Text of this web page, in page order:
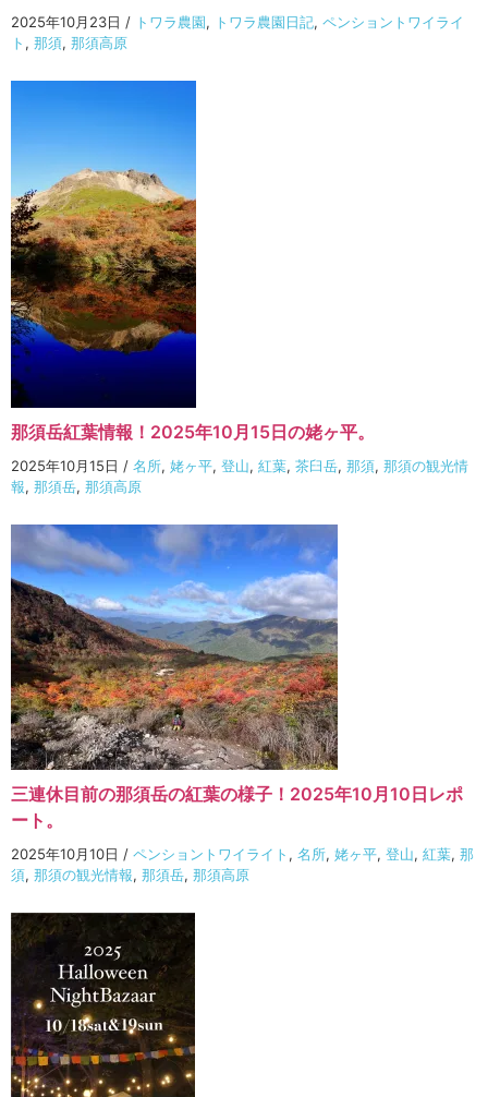
2025年10月23日 / トワラ農園, トワラ農園日記, ペンショントワイライ
ト , 那須, 那須高原
那須岳紅葉情報！2025年10月15日の姥ヶ平。
2025年10月15日 / 名所, 姥ヶ平, 登山, 紅葉, 茶臼岳, 那須, 那須の観光情
報, 那須岳, 那須高原
三連休目前の那須岳の紅葉の様子！2025年10月10日レポ
ート。
2025年10月10日 / ペンショントワイライト , 名所, 姥ヶ平, 登山, 紅葉, 那
須, 那須の観光情報, 那須岳, 那須高原